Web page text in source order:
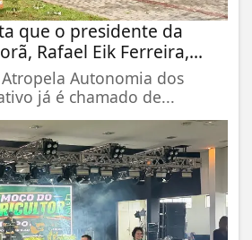
que o presidente da
Rafael Eik Ferreira,...
Autonomia dos
já é chamado de...